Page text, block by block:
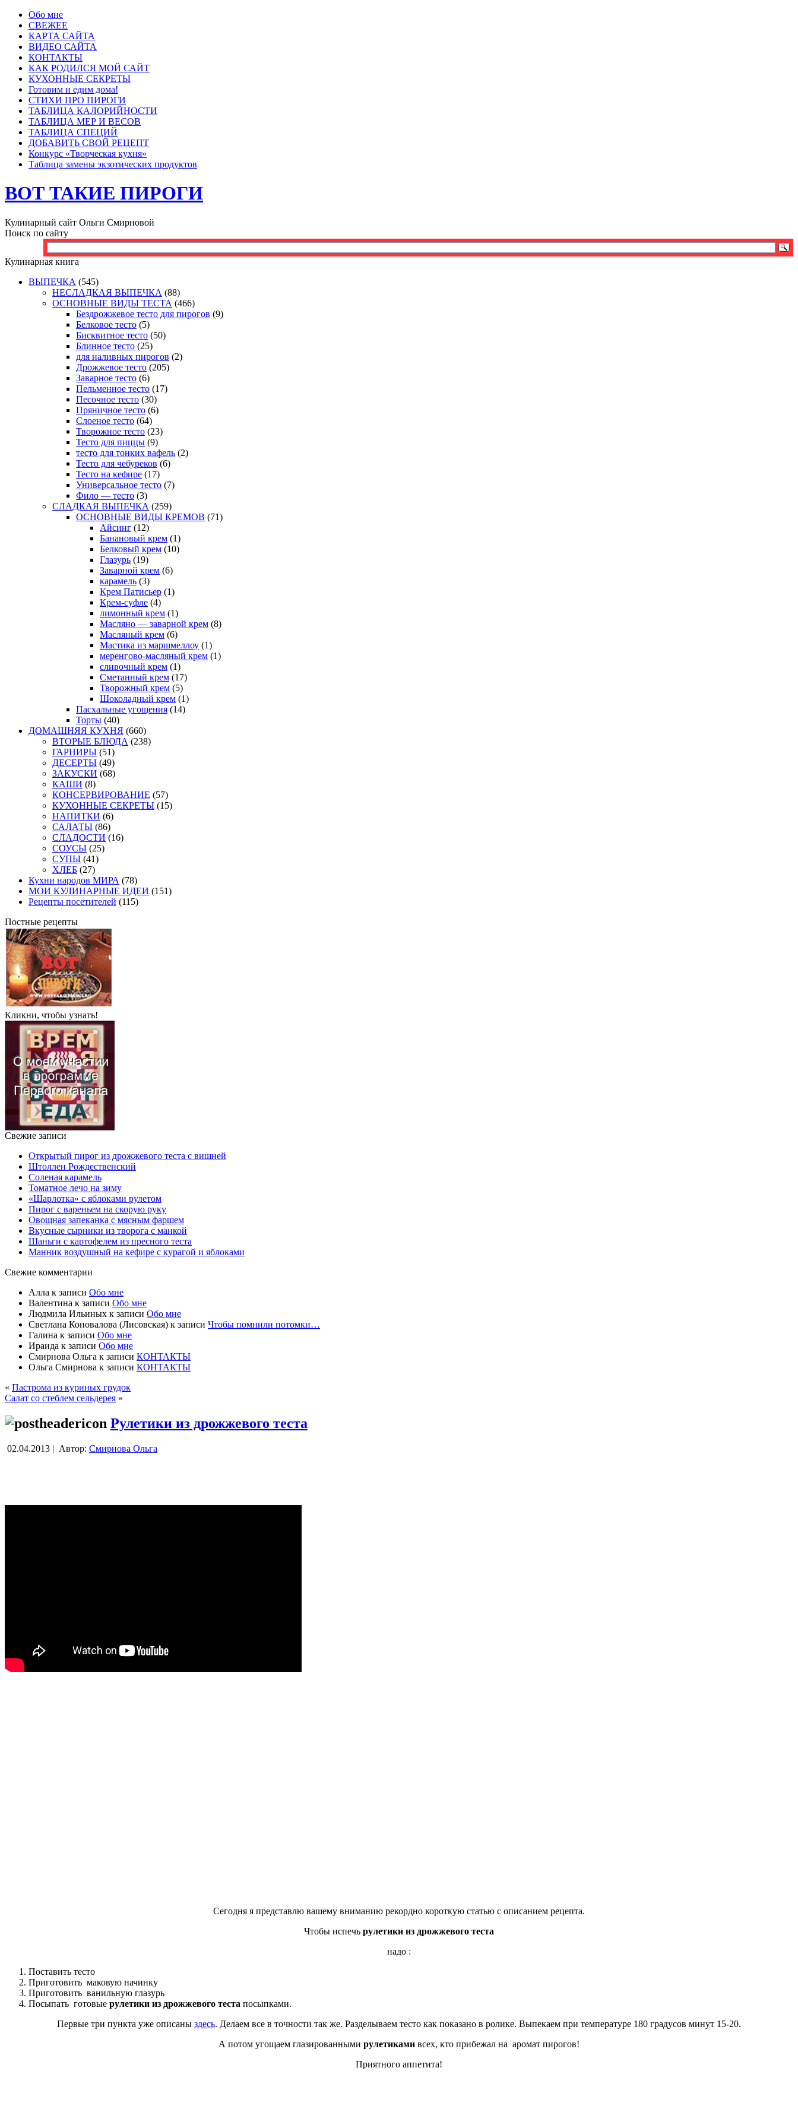
Обо мне
СВЕЖЕЕ
КАРТА САЙТА
ВИДЕО САЙТА
КОНТАКТЫ
КАК РОДИЛСЯ МОЙ САЙТ
КУХОННЫЕ СЕКРЕТЫ
Готовим и едим дома!
СТИХИ ПРО ПИРОГИ
ТАБЛИЦА КАЛОРИЙНОСТИ
ТАБЛИЦА МЕР И ВЕСОВ
ТАБЛИЦА СПЕЦИЙ
ДОБАВИТЬ СВОЙ РЕЦЕПТ
Конкурс «Творческая кухня»
Таблица замены экзотических продуктов
ВОТ ТАКИЕ ПИРОГИ
Кулинарный сайт Ольги Смирновой
Поиск по сайту
Кулинарная книга
ВЫПЕЧКА (545)
НЕСЛАДКАЯ ВЫПЕЧКА (88)
ОСНОВНЫЕ ВИДЫ ТЕСТА (466)
Бездрожжевое тесто для пирогов (9)
Белковое тесто (5)
Бисквитное тесто (50)
Блинное тесто (25)
для наливных пирогов (2)
Дрожжевое тесто (205)
Заварное тесто (6)
Пельменное тесто (17)
Песочное тесто (30)
Пряничное тесто (6)
Слоеное тесто (64)
Творожное тесто (23)
Тесто для пиццы (9)
тесто для тонких вафель (2)
Тесто для чебуреков (6)
Тесто на кефире (17)
Универсальное тесто (7)
Фило — тесто (3)
СЛАДКАЯ ВЫПЕЧКА (259)
ОСНОВНЫЕ ВИДЫ КРЕМОВ (71)
Айсинг (12)
Банановый крем (1)
Белковый крем (10)
Глазурь (19)
Заварной крем (6)
карамель (3)
Крем Патисьер (1)
Крем-суфле (4)
лимонный крем (1)
Масляно — заварной крем (8)
Масляный крем (6)
Мастика из маршмеллоу (1)
меренгово-масляный крем (1)
сливочный крем (1)
Сметанный крем (17)
Творожный крем (5)
Шоколадный крем (1)
Пасхальные угощения (14)
Торты (40)
ДОМАШНЯЯ КУХНЯ (660)
ВТОРЫЕ БЛЮДА (238)
ГАРНИРЫ (51)
ДЕСЕРТЫ (49)
ЗАКУСКИ (68)
КАШИ (8)
КОНСЕРВИРОВАНИЕ (57)
КУХОННЫЕ СЕКРЕТЫ (15)
НАПИТКИ (6)
САЛАТЫ (86)
СЛАДОСТИ (16)
СОУСЫ (25)
СУПЫ (41)
ХЛЕБ (27)
Кухни народов МИРА (78)
МОИ КУЛИНАРНЫЕ ИДЕИ (151)
Рецепты посетителей (115)
Постные рецепты
Кликни, чтобы узнать!
Свежие записи
Открытый пирог из дрожжевого теста с вишней
Штоллен Рождественский
Соленая карамель
Томатное лечо на зиму
«Шарлотка» с яблоками рулетом
Пирог с вареньем на скорую руку
Овощная запеканка с мясным фаршем
Вкусные сырники из творога с манкой
Шаньги с картофелем из пресного теста
Манник воздушный на кефире с курагой и яблоками
Свежие комментарии
Алла к записи Обо мне
Валентина к записи Обо мне
Людмила Ильиных к записи Обо мне
Светлана Коновалова (Лисовская) к записи Чтобы помнили потомки…
Галина к записи Обо мне
Ираида к записи Обо мне
Смирнова Ольга к записи КОНТАКТЫ
Ольга Смирнова к записи КОНТАКТЫ
« Пастрома из куриных грудок
Салат со стеблем сельдерея »
Рулетики из дрожжевого теста
02.04.2013 | Автор: Смирнова Ольга
Сегодня я представлю вашему вниманию рекордно короткую статью с описанием рецепта.
Чтобы испечь рулетики из дрожжевого теста
надо :
Поставить тесто
Приготовить маковую начинку
Приготовить ванильную глазурь
Посыпать готовые рулетики из дрожжевого теста посыпками.
Первые три пункта уже описаны здесь. Делаем все в точности так же. Разделываем тесто как показано в ролике. Выпекаем при температуре 180 градусов минут 15-20.
А потом угощаем глазированными рулетиками всех, кто прибежал на аромат пирогов!
Приятного аппетита!